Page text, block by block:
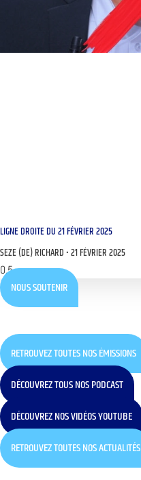
LIGNE DROITE DU 21 FÉVRIER 2025
SEZE (DE) RICHARD 21 FÉVRIER 2025
NOUS SOUTENIR
RETROUVEZ TOUTES NOS ÉMISSIONS
DÉCOUVREZ TOUS NOS PODCAST
DÉCOUVREZ NOS VIDÉOS YOUTUBE
RETROUVEZ TOUTES NOS ACTUALITÉS